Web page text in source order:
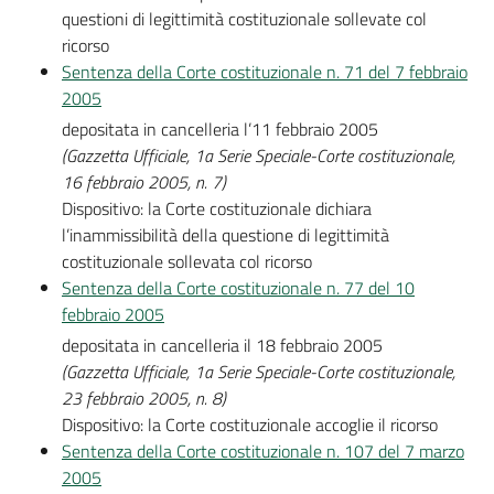
questioni di legittimità costituzionale sollevate col
ricorso
Sentenza della Corte costituzionale n. 71 del 7 febbraio
2005
depositata in cancelleria l’11 febbraio 2005
(Gazzetta Ufficiale, 1a Serie Speciale-Corte costituzionale,
16 febbraio 2005, n. 7)
Dispositivo: la Corte costituzionale dichiara
l’inammissibilità della questione di legittimità
costituzionale sollevata col ricorso
Sentenza della Corte costituzionale n. 77 del 10
febbraio 2005
depositata in cancelleria il 18 febbraio 2005
(Gazzetta Ufficiale, 1a Serie Speciale-Corte costituzionale,
23 febbraio 2005, n. 8)
Dispositivo: la Corte costituzionale accoglie il ricorso
Sentenza della Corte costituzionale n. 107 del 7 marzo
2005